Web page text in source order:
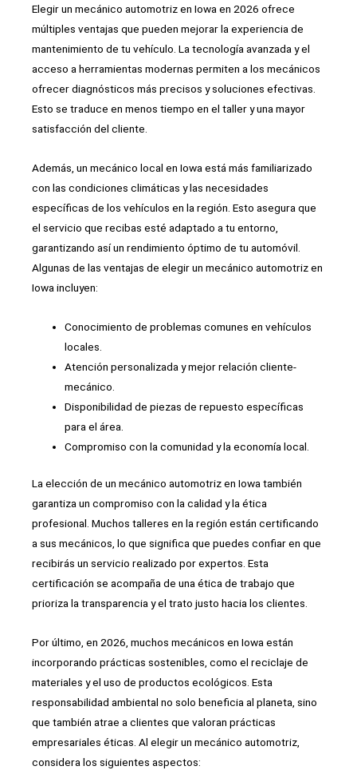
Elegir un mecánico automotriz en Iowa en 2026 ofrece
múltiples ventajas que pueden mejorar la experiencia de
mantenimiento de tu vehículo. La tecnología avanzada y el
acceso a herramientas modernas permiten a los mecánicos
ofrecer diagnósticos más precisos y soluciones efectivas.
Esto se traduce en menos tiempo en el taller y una mayor
satisfacción del cliente.
Además, un mecánico local en Iowa está más familiarizado
con las condiciones climáticas y las necesidades
específicas de los vehículos en la región. Esto asegura que
el servicio que recibas esté adaptado a tu entorno,
garantizando así un rendimiento óptimo de tu automóvil.
Algunas de las ventajas de elegir un mecánico automotriz en
Iowa incluyen:
Conocimiento de problemas comunes en vehículos
locales.
Atención personalizada y mejor relación cliente-
mecánico.
Disponibilidad de piezas de repuesto específicas
para el área.
Compromiso con la comunidad y la economía local.
La elección de un mecánico automotriz en Iowa también
garantiza un compromiso con la calidad y la ética
profesional. Muchos talleres en la región están certificando
a sus mecánicos, lo que significa que puedes confiar en que
recibirás un servicio realizado por expertos. Esta
certificación se acompaña de una ética de trabajo que
prioriza la transparencia y el trato justo hacia los clientes.
Por último, en 2026, muchos mecánicos en Iowa están
incorporando prácticas sostenibles, como el reciclaje de
materiales y el uso de productos ecológicos. Esta
responsabilidad ambiental no solo beneficia al planeta, sino
que también atrae a clientes que valoran prácticas
empresariales éticas. Al elegir un mecánico automotriz,
considera los siguientes aspectos: